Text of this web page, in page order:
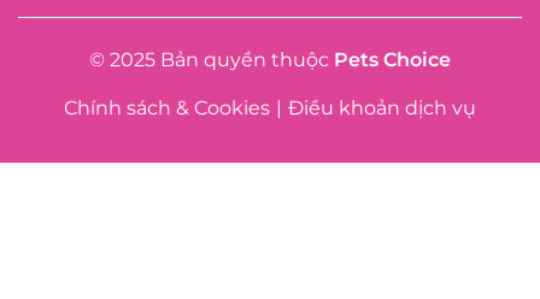
© 2025 Bản quyền thuộc Pets Choice
Chính sách & Cookies | Điều khoản dịch vụ